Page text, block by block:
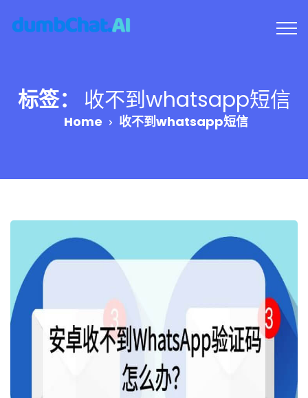
标签： 收不到whatsapp短信
Home 收不到whatsapp短信